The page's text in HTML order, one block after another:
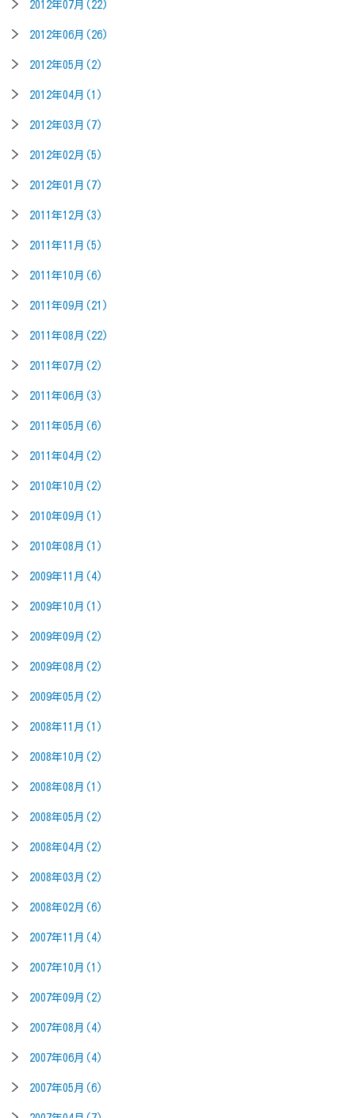
2012年07月(22)
2012年06月(26)
2012年05月(2)
2012年04月(1)
2012年03月(7)
2012年02月(5)
2012年01月(7)
2011年12月(3)
2011年11月(5)
2011年10月(6)
2011年09月(21)
2011年08月(22)
2011年07月(2)
2011年06月(3)
2011年05月(6)
2011年04月(2)
2010年10月(2)
2010年09月(1)
2010年08月(1)
2009年11月(4)
2009年10月(1)
2009年09月(2)
2009年08月(2)
2009年05月(2)
2008年11月(1)
2008年10月(2)
2008年08月(1)
2008年05月(2)
2008年04月(2)
2008年03月(2)
2008年02月(6)
2007年11月(4)
2007年10月(1)
2007年09月(2)
2007年08月(4)
2007年06月(4)
2007年05月(6)